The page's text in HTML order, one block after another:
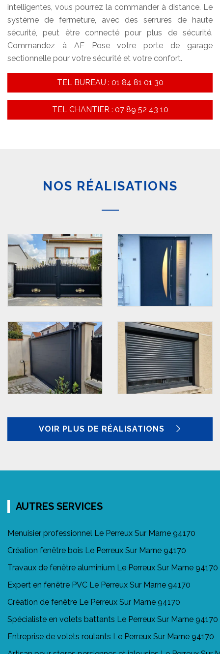
intelligentes, vous pourrez la commander à distance. Le
système de fermeture, avec des serrures de haute
sécurité, peut être connecté pour plus de sécurité.
Commandez à AF Pose votre porte de garage
sectionnelle pour votre sécurité et votre confort.
TEL BUREAU : 01 84 81 01 30
TEL CHANTIER : 07 89 52 43 10
NOS RÉALISATIONS
VOIR PLUS DE RÉALISATIONS
AUTRES SERVICES
Menuisier professionnel Le Perreux Sur Marne 94170
Création fenêtre bois Le Perreux Sur Marne 94170
Travaux de fenêtre aluminium Le Perreux Sur Marne 94170
Expert en fenêtre PVC Le Perreux Sur Marne 94170
Création de fenêtre Le Perreux Sur Marne 94170
Spécialiste en volets battants Le Perreux Sur Marne 94170
Entreprise de volets roulants Le Perreux Sur Marne 94170